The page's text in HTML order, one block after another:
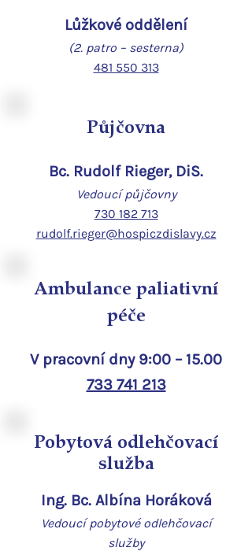
Lůžkové oddělení
(2. patro – sesterna)
481 550 313
Půjčovna
Bc. Rudolf Rieger, DiS.
Vedoucí půjčovny
730 182 713
rudolf.rieger@hospiczdislavy.cz
Ambulance paliativní
péče
V pracovní dny 9:00 – 15.00
733 741 213
Pobytová odlehčovací
služba
Ing. Bc. Albína Horáková
Vedoucí pobytové odlehčovací
služby